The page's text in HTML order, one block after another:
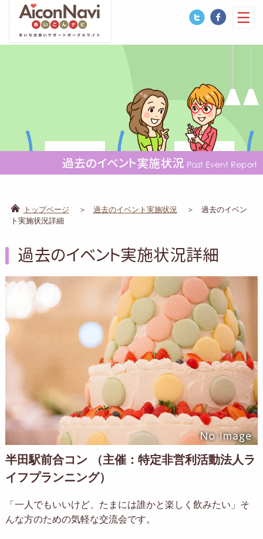
過去のイベント実施状況 Past Event Report
トップページ 過去のイベント実施状況
過去のイベン
ト実施状況詳細
過去のイベント実施状況詳細
半田駅前合コン （主催：特定非営利活動法人ラ
イフプランニング）
「一人でもいいけど、たまには誰かと楽しく飲みたい」そ
んな方のための気軽な交流会です。